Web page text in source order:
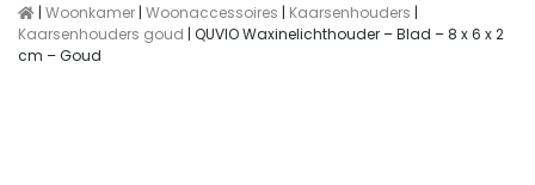
| Woonkamer | Woonaccessoires | Kaarsenhouders |
Kaarsenhouders goud | QUVIO Waxinelichthouder – Blad – 8 x 6 x 2
cm – Goud